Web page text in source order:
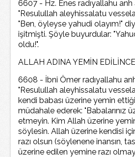
6607 - Hz. Enes radıyallahu anh
"Resulullah aleyhissalatu
"Ben, öyleyse yahudi olayım!"
işitmişti. Şöyle buyurdular:
oldu!".
ALLAH ADINA YEMİN
6608 - İbni Ömer radıyallahu
"Resulullah aleyhissalatu
kendi babası üzerine yemin
müdahale ederek: "Babalarınız
etmeyin. Kim Allah üzerine
söylesin. Allah üzerine kendisi
razı olsun (söylenene inansın,
üzerine edilen yemine razı